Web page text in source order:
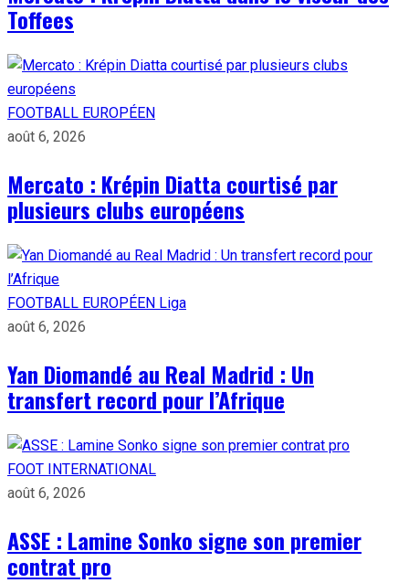
Toffees
FOOTBALL EUROPÉEN
août 6, 2026
Mercato : Krépin Diatta courtisé par
plusieurs clubs européens
FOOTBALL EUROPÉEN Liga
août 6, 2026
Yan Diomandé au Real Madrid : Un
transfert record pour l’Afrique
FOOT INTERNATIONAL
août 6, 2026
ASSE : Lamine Sonko signe son premier
contrat pro